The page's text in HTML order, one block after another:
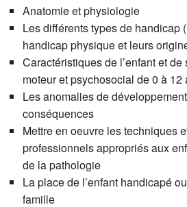
Anatomie et physiologie
Les différents types de handicap
handicap physique et leurs
Caractéristiques de l’enfant et
moteur et psychosocial de 0 à 12
Les anomalies de
conséquences
Mettre en oeuvre les techniques
professionnels appropriés aux
de la pathologie
La place de l’enfant handicapé
famille